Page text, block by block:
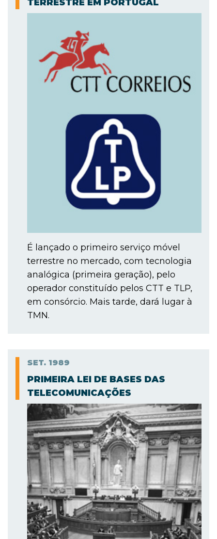
TERRESTRE EM PORTUGAL
É lançado o primeiro serviço móvel
terrestre no mercado, com tecnologia
analógica (primeira geração), pelo
operador constituído pelos CTT e TLP,
em consórcio. Mais tarde, dará lugar à
TMN.
SET. 1989
PRIMEIRA LEI DE BASES DAS
TELECOMUNICAÇÕES